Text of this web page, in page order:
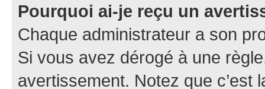
Pourquoi ai-je reçu un
Chaque administrateur a son
Si vous avez dérogé à une
avertissement. Notez que c’est